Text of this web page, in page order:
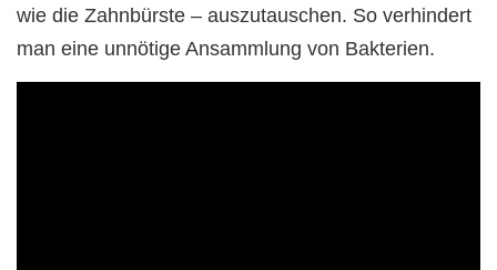
wie die Zahnbürste – auszutauschen. So verhindert
man eine unnötige Ansammlung von Bakterien.